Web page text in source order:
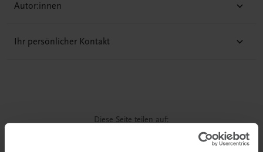
Autor:innen
Ihr persönlicher Kontakt
Diese Seite teilen auf: